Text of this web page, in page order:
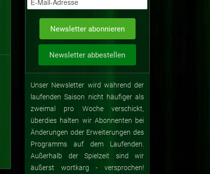
Unser Newsletter wird während der
laufenden Saison nicht häufiger als
zweimal pro Woche verschickt,
überdies halten wir Abonnenten bei
Änderungen oder Erweiterungen des
Programms auf dem Laufenden.
Außerhalb der Spielzeit sind wir
äußerst wortkarg - versprochen!